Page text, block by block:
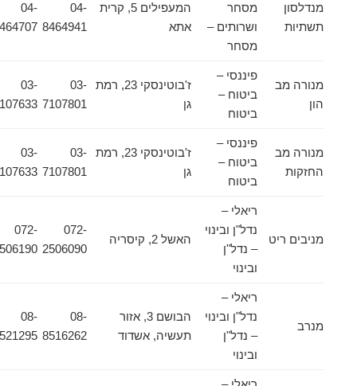
מנדלסון
תשתיות
מסחר
ושרותים –
מסחר
המעפילים 5, קרית
אתא
04-
8464941
8464707
מנורה מב
פיננסי –
ביטוח –
ביטוח
ז'בוטינסקי 23, רמת
03-
7107801
7107633
מנורה מב
החזקות
פיננסי –
ביטוח –
ביטוח
ז'בוטינסקי 23, רמת
03-
7107801
7107633
מניבים ריט
ריאלי –
נדל"ן ובינוי
– נדל"ן
ובינוי
האשל 2, קיסריה
072-
2506090
072-
2506190
מנרב
ריאלי –
נדל"ן ובינוי
– נדל"ן
ובינוי
הבושם 3, אזור
תעשיה, אשדוד
8516262
8521295